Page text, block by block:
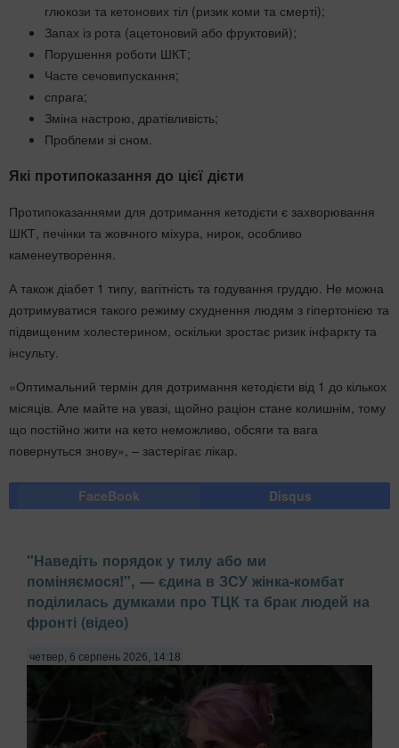
глюкози та кетонових тіл (ризик коми та смерті);
Запах із рота (ацетоновий або фруктовий);
Порушення роботи ШКТ;
Часте сечовипускання;
спрага;
Зміна настрою, дратівливість;
Проблеми зі сном.
Які протипоказання до цієї дієти
Протипоказаннями для дотримання кетодієти є захворювання
ШКТ, печінки та жовчного міхура, нирок, особливо
каменеутворення.
А також діабет 1 типу, вагітність та годування груддю. Не можна
дотримуватися такого режиму схуднення людям з гіпертонією та
підвищеним холестерином, оскільки зростає ризик інфаркту та
інсульту.
«Оптимальний термін для дотримання кетодієти від 1 до кількох
місяців. Але майте на увазі, щойно раціон стане колишнім, тому
що постійно жити на кето неможливо, обсяги та вага
повернуться знову», – застерігає лікар.
FaceBook Disqus
"Наведіть порядок у тилу або ми
поміняємося!", — єдина в ЗСУ жінка-комбат
поділилась думками про ТЦК та брак людей на
фронті (відео)
четвер, 6 серпень 2026, 14:18